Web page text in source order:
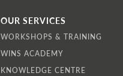
OUR SERVICES
WORKSHOPS & TRAINING
WINS ACADEMY
KNOWLEDGE CENTRE